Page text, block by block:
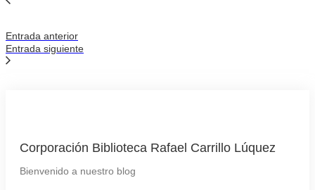
Entrada anterior
Entrada siguiente
Corporación Biblioteca Rafael Carrillo Lúquez
Bienvenido a nuestro blog